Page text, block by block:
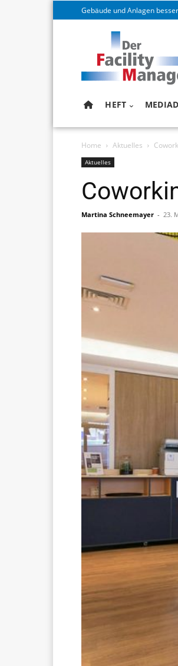
Gebäude und Anlagen
HEFT
Home Aktuelles
Aktuelles
Martina Schneemayer - 23.